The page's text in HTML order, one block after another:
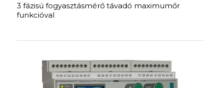
3 fázisú fogyasztásmérő távadó maximumőr
funkcióval